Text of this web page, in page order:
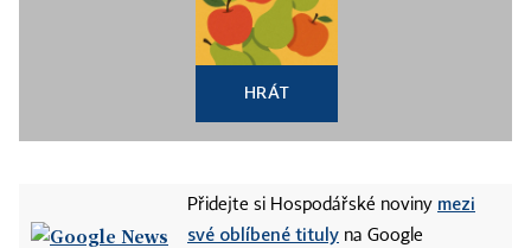
HRÁT
Přidejte si Hospodářské noviny mezi
své oblíbené tituly na Google